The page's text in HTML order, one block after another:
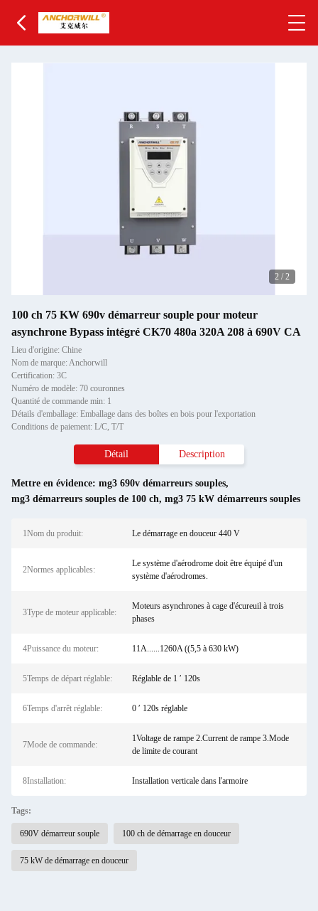
2 / 2
100 ch 75 KW 690v démarreur souple pour moteur
asynchrone Bypass intégré CK70 480a 320A 208 à 690V CA
Lieu d'origine: Chine
Nom de marque: Anchorwill
Certification: 3C
Numéro de modèle: 70 couronnes
Quantité de commande min: 1
Détails d'emballage: Emballage dans des boîtes en bois pour l'exportation
Conditions de paiement: L/C, T/T
Détail Description
Mettre en évidence: mg3 690v démarreurs souples,
mg3 démarreurs souples de 100 ch, mg3 75 kW démarreurs souples
1Nom du produit: Le démarrage en douceur 440 V
2Normes applicables:
Le système d'aérodrome doit être équipé d'un
système d'aérodromes.
3Type de moteur applicable:
Moteurs asynchrones à cage d'écureuil à trois
phases
4Puissance du moteur: 11A......1260A ((5,5 à 630 kW)
5Temps de départ réglable: Réglable de 1 ′ 120s
6Temps d'arrêt réglable: 0 ′ 120s réglable
7Mode de commande:
1Voltage de rampe 2.Current de rampe 3.Mode
de limite de courant
8Installation: Installation verticale dans l'armoire
Tags:
690V démarreur souple 100 ch de démarrage en douceur
75 kW de démarrage en douceur